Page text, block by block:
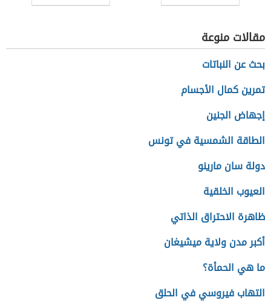
ودورها في البحث
مقالات منوعة
بحث عن النباتات
تمرين كمال الأجسام
إجهاض الجنين
الطاقة الشمسية في تونس
دولة سان مارينو
العيوب الخلقية
ظاهرة الاحتراق الذاتي
أكبر مدن ولاية ميشيغان
ما هي الحمأة؟
التهاب فيروسي في الحلق